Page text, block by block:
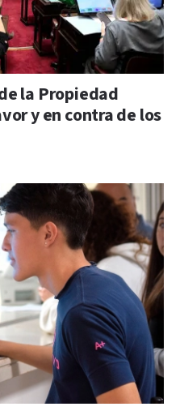
la Propiedad
y en contra de los